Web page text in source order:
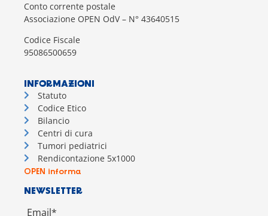
Conto corrente postale
Associazione OPEN OdV – N° 43640515
Codice Fiscale
95086500659
INFORMAZIONI
Statuto
Codice Etico
Bilancio
Centri di cura
Tumori pediatrici
Rendicontazione 5x1000
OPEN informa
NEWSLETTER
Email*